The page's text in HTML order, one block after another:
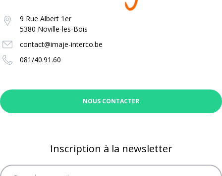
9 Rue Albert 1er
5380 Noville-les-Bois
contact@imaje-interco.be
081/40.91.60
NOUS CONTACTER
Inscription à la newsletter